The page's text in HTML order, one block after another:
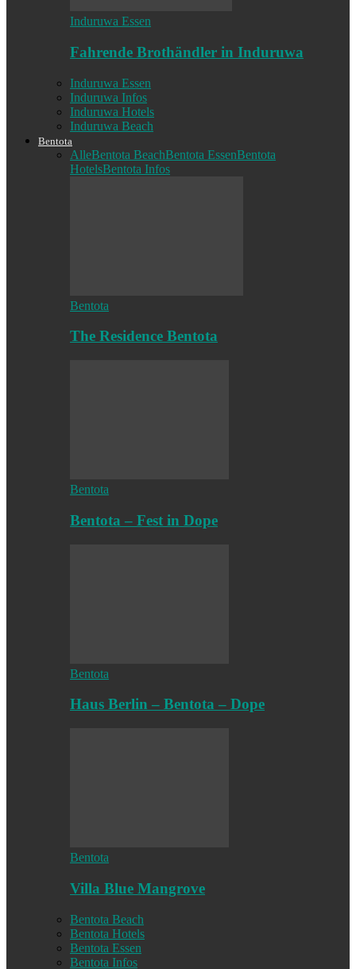
Induruwa Essen
Fahrende Brothändler in Induruwa
Induruwa Essen
Induruwa Infos
Induruwa Hotels
Induruwa Beach
Bentota
AlleBentota BeachBentota EssenBentota
HotelsBentota Infos
Bentota
The Residence Bentota
Bentota
Bentota – Fest in Dope
Bentota
Haus Berlin – Bentota – Dope
Bentota
Villa Blue Mangrove
Bentota Beach
Bentota Hotels
Bentota Essen
Bentota Infos